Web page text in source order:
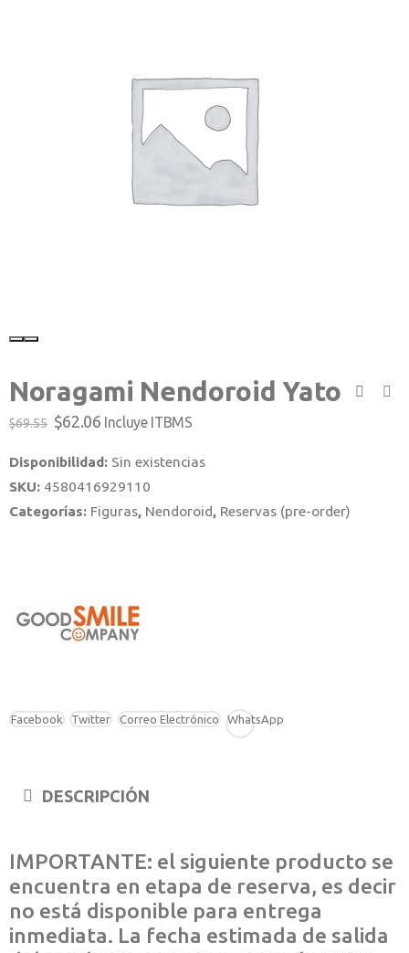
Noragami Nendoroid Yato
$69.55 El
original
era:
$69.55.
$62.06El
actual
es:
$62.06.
Incluye ITBMS
Disponibilidad: Sin existencias
SKU: 4580416929110
Categorías: Figuras, Nendoroid, Reservas (pre-order)
Facebook Twitter Correo Electrónico WhatsApp
DESCRIPCIÓN
IMPORTANTE: el siguiente producto se
encuentra en etapa de reserva, es decir
no está disponible para entrega
inmediata. La fecha estimada de salida